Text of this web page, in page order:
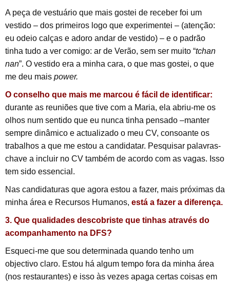
A peça de vestuário que mais gostei de receber foi um
vestido – dos primeiros logo que experimentei – (atenção:
eu odeio calças e adoro andar de vestido) – e o padrão
tinha tudo a ver comigo: ar de Verão, sem ser muito “tchan
nan”. O vestido era a minha cara, o que mas gostei, o que
me deu mais power.
O conselho que mais me marcou é fácil de identificar:
durante as reuniões que tive com a Maria, ela abriu-me os
olhos num sentido que eu nunca tinha pensado –manter
sempre dinâmico e actualizado o meu CV, consoante os
trabalhos a que me estou a candidatar. Pesquisar palavras-
chave a incluir no CV também de acordo com as vagas. Isso
tem sido essencial.
Nas candidaturas que agora estou a fazer, mais próximas da
minha área e Recursos Humanos, está a fazer a diferença.
3. Que qualidades descobriste que tinhas através do
acompanhamento na DFS?
Esqueci-me que sou determinada quando tenho um
objectivo claro. Estou há algum tempo fora da minha área
(nos restaurantes) e isso às vezes apaga certas coisas em